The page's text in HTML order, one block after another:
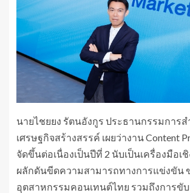
นายไชยยง รัตนอังกูร ประธานกรรมการส
เศรษฐกิจสร้างสรรค์ เผยว่างาน Content
จัดขึ้นต่อเนื่องเป็นปีที่ 2 นับเป็นเครื่องมือเ
ผลักดันขีดความสามารถทางการแข่งขัน
อุตสาหกรรมคอนเทนต์ไทย รวมถึงการขั